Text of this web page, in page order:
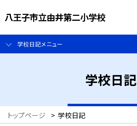
八王子市立由井第二小学校
学校日記メニュー
学校日記
トップページ > 学校日記